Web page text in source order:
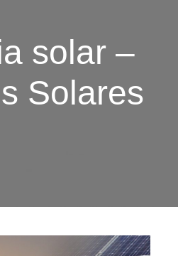
solar –
Solares